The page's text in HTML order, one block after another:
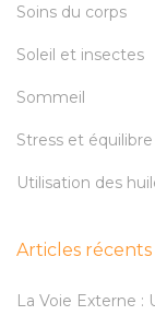
Soins du corps
Soleil et insectes
Sommeil
Stress et
Utilisation des
Articles récents
La Voie Externe :